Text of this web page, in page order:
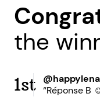
the
1st “Réponse B